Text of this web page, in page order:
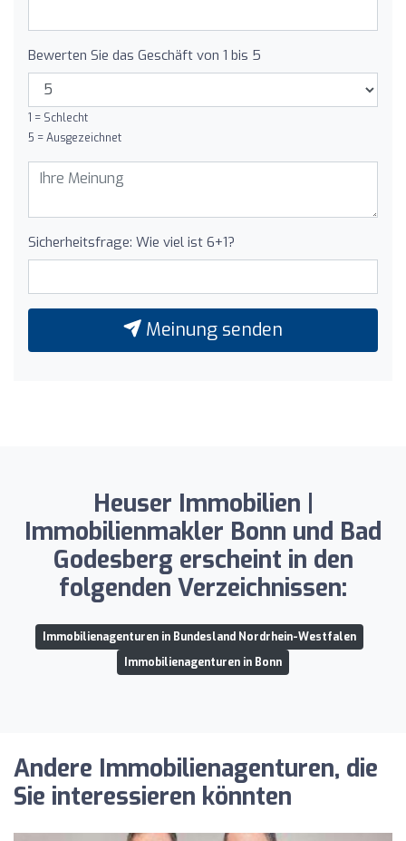
Bewerten Sie das Geschäft von 1 bis 5
1 = Schlecht
5 = Ausgezeichnet
Sicherheitsfrage: Wie viel ist 6+1?
Meinung senden
Heuser Immobilien |
Immobilienmakler Bonn und Bad
Godesberg erscheint in den
folgenden Verzeichnissen:
Immobilienagenturen in Bundesland Nordrhein-Westfalen
Immobilienagenturen in Bonn
Andere Immobilienagenturen, die
Sie interessieren könnten